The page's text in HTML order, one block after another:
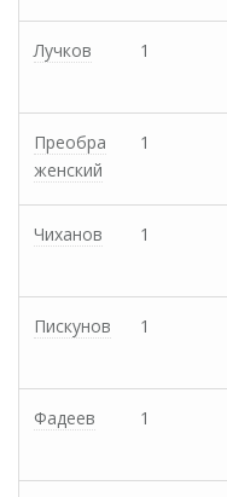
Лучков 1
Преобра
женский
1
Чиханов 1
Пискунов 1
Фадеев 1